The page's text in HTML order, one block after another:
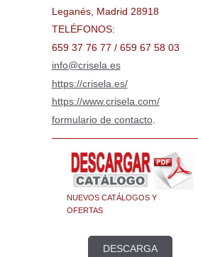
Leganés, Madrid 28918
TELÉFONOS:
659 37 76 77 / 659 67 58 03
info@crisela.es
https://crisela.es/
https://www.crisela.com/
formulario de contacto.
NUEVOS CATÁLOGOS Y
OFERTAS
DESCARGA